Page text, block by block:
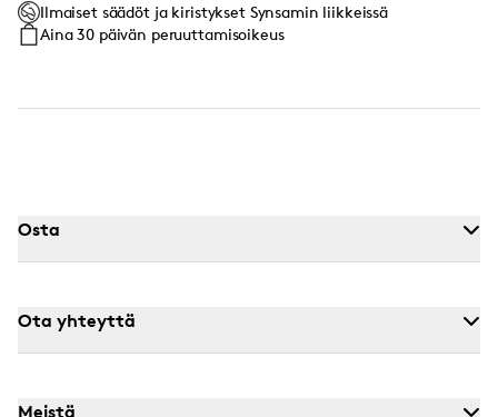
Ilmaiset säädöt ja kiristykset Synsamin liikkeissä
Aina 30 päivän peruuttamisoikeus
Osta
Ota yhteyttä
Meistä